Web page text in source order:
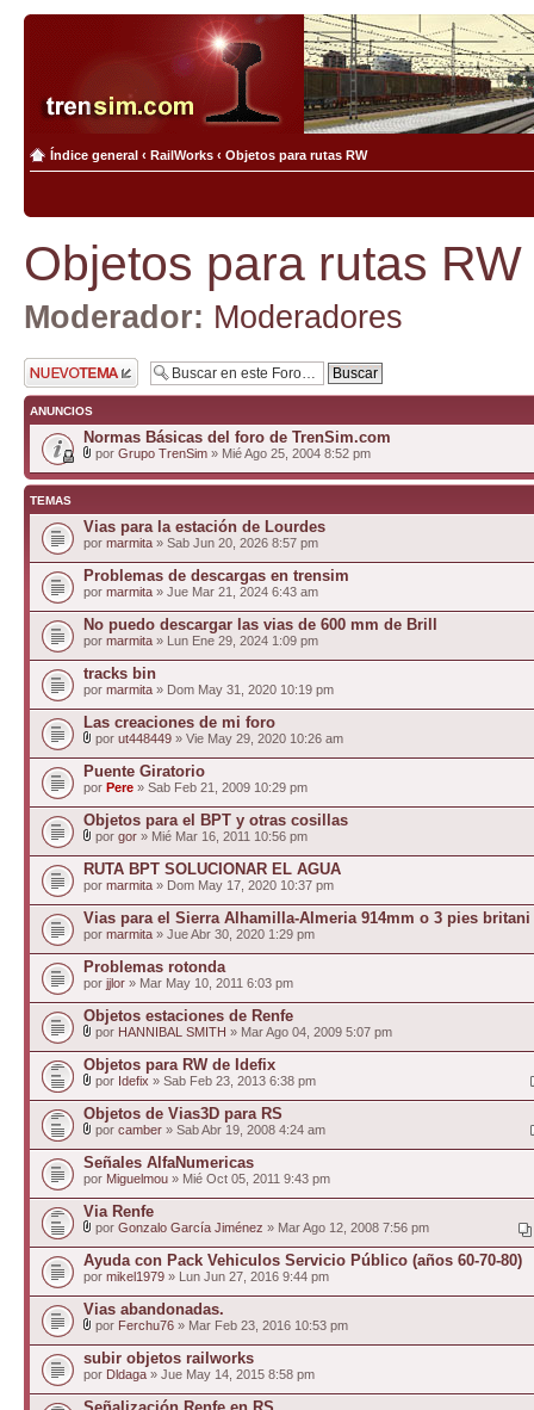
Índice general ‹ RailWorks ‹ Objetos para rutas RW
Objetos para rutas RW
Moderador: Moderadores
Publicar un nuevo
tema
ANUNCIOS
Normas Básicas del foro de TrenSim.com
por Grupo TrenSim » Mié Ago 25, 2004 8:52 pm
TEMAS
Vias para la estación de Lourdes
por marmita » Sab Jun 20, 2026 8:57 pm
Problemas de descargas en trensim
por marmita » Jue Mar 21, 2024 6:43 am
No puedo descargar las vias de 600 mm de Brill
por marmita » Lun Ene 29, 2024 1:09 pm
tracks bin
por marmita » Dom May 31, 2020 10:19 pm
Las creaciones de mi foro
por ut448449 » Vie May 29, 2020 10:26 am
Puente Giratorio
por Pere » Sab Feb 21, 2009 10:29 pm
Objetos para el BPT y otras cosillas
por gor » Mié Mar 16, 2011 10:56 pm
RUTA BPT SOLUCIONAR EL AGUA
por marmita » Dom May 17, 2020 10:37 pm
Vias para el Sierra Alhamilla-Almeria 914mm o 3 pies britani
por marmita » Jue Abr 30, 2020 1:29 pm
Problemas rotonda
por jjlor » Mar May 10, 2011 6:03 pm
Objetos estaciones de Renfe
por HANNIBAL SMITH » Mar Ago 04, 2009 5:07 pm
Objetos para RW de Idefix
por Idefix » Sab Feb 23, 2013 6:38 pm
Objetos de Vias3D para RS
por camber » Sab Abr 19, 2008 4:24 am
Señales AlfaNumericas
por Miguelmou » Mié Oct 05, 2011 9:43 pm
Via Renfe
por Gonzalo García Jiménez » Mar Ago 12, 2008 7:56 pm
Ayuda con Pack Vehiculos Servicio Público (años 60-70-80)
por mikel1979 » Lun Jun 27, 2016 9:44 pm
Vias abandonadas.
por Ferchu76 » Mar Feb 23, 2016 10:53 pm
subir objetos railworks
por Dldaga » Jue May 14, 2015 8:58 pm
Señalización Renfe en RS